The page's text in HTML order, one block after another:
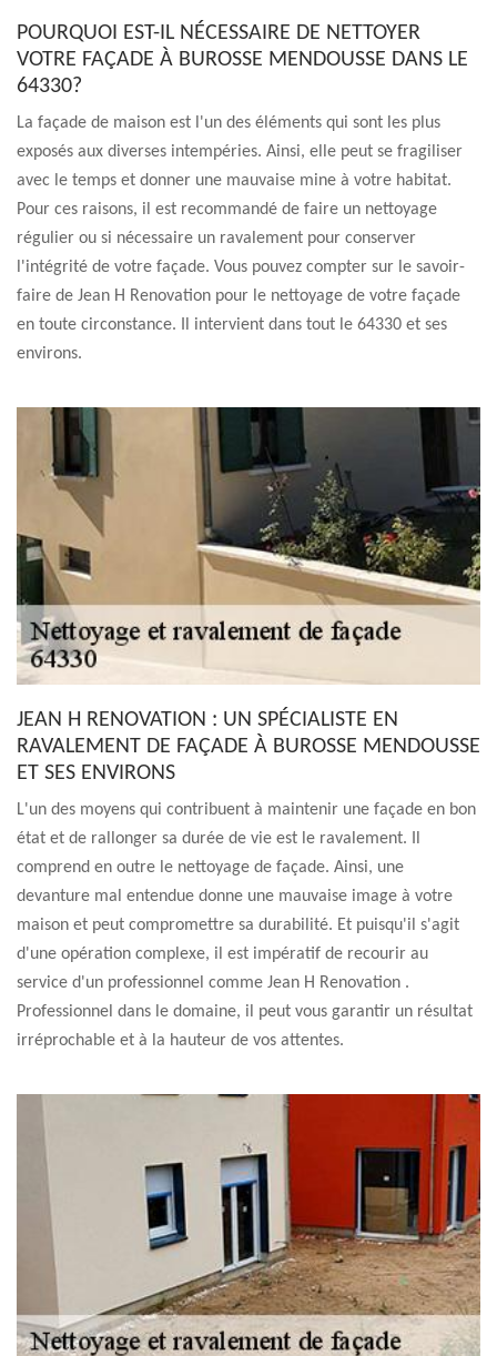
POURQUOI EST-IL NÉCESSAIRE DE NETTOYER
VOTRE FAÇADE À BUROSSE MENDOUSSE DANS LE
64330?
La façade de maison est l'un des éléments qui sont les plus
exposés aux diverses intempéries. Ainsi, elle peut se fragiliser
avec le temps et donner une mauvaise mine à votre habitat.
Pour ces raisons, il est recommandé de faire un nettoyage
régulier ou si nécessaire un ravalement pour conserver
l'intégrité de votre façade. Vous pouvez compter sur le savoir-
faire de Jean H Renovation pour le nettoyage de votre façade
en toute circonstance. Il intervient dans tout le 64330 et ses
environs.
JEAN H RENOVATION : UN SPÉCIALISTE EN
RAVALEMENT DE FAÇADE À BUROSSE MENDOUSSE
ET SES ENVIRONS
L'un des moyens qui contribuent à maintenir une façade en bon
état et de rallonger sa durée de vie est le ravalement. Il
comprend en outre le nettoyage de façade. Ainsi, une
devanture mal entendue donne une mauvaise image à votre
maison et peut compromettre sa durabilité. Et puisqu'il s'agit
d'une opération complexe, il est impératif de recourir au
service d'un professionnel comme Jean H Renovation .
Professionnel dans le domaine, il peut vous garantir un résultat
irréprochable et à la hauteur de vos attentes.